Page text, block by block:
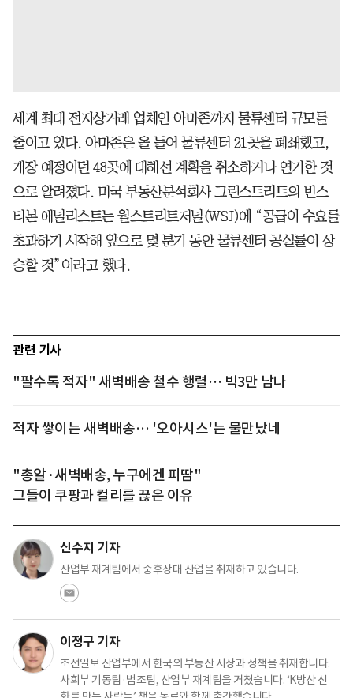
세계 최대 전자상거래 업체인 아마존까지 물류센터 규모를
줄이고 있다. 아마존은 올 들어 물류센터 21곳을 폐쇄했고,
개장 예정이던 48곳에 대해선 계획을 취소하거나 연기한 것
으로 알려졌다. 미국 부동산분석회사 그린스트리트의 빈스
티본 애널리스트는 월스트리트저널(WSJ)에 “공급이 수요를
초과하기 시작해 앞으로 몇 분기 동안 물류센터 공실률이 상
승할 것”이라고 했다.
관련 기사
"팔수록 적자" 새벽배송 철수 행렬… 빅3만 남나
적자 쌓이는 새벽배송… '오아시스'는 물만났네
"총알·새벽배송, 누구에겐 피땀"
그들이 쿠팡과 컬리를 끊은 이유
신수지 기자
산업부 재계팀에서 중후장대 산업을 취재하고 있습니다.
이정구 기자
조선일보 산업부에서 한국의 부동산 시장과 정책을 취재합니다.
사회부 기동팀·법조팀, 산업부 재계팀을 거쳤습니다. ‘K방산 신